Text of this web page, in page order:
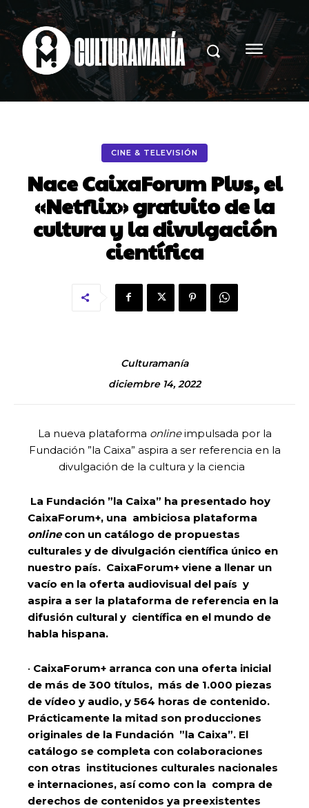
CINE & TELEVISIÓN
Nace CaixaForum Plus, el
«Netflix» gratuito de la
cultura y la divulgación
científica
Culturamanía
diciembre 14, 2022
La nueva plataforma onlineimpulsada por la
Fundación ”la Caixa” aspira a ser referencia en la
divulgación de la cultura y la ciencia
La Fundación ”la Caixa” ha presentado hoy
CaixaForum+, una ambiciosa plataforma
onlinecon un catálogo de propuestas
culturales y de divulgación científica único en
nuestro país. CaixaForum+ viene a llenar un
vacío en la oferta audiovisual del país y
aspira a ser la plataforma de referencia en la
difusión cultural y científica en el mundo de
habla hispana.
• CaixaForum+ arranca con una oferta inicial
de más de 300 títulos, más de 1.000 piezas
de vídeo y audio, y 564 horas de contenido.
Prácticamente la mitad son producciones
originales de la Fundación ”la Caixa”. El
catálogo se completa con colaboraciones
con otras instituciones culturales nacionales
e internaciones, así como con la compra de
derechos de contenidos ya preexistentes